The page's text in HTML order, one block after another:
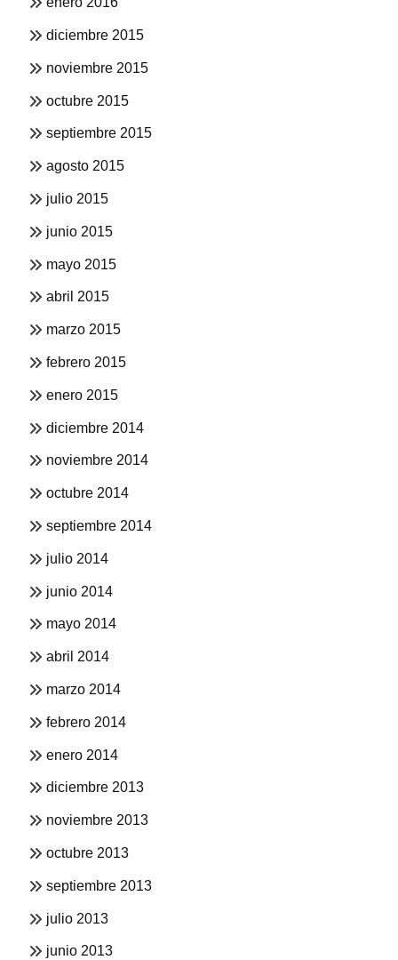
diciembre 2015
noviembre 2015
octubre 2015
septiembre 2015
agosto 2015
julio 2015
junio 2015
mayo 2015
abril 2015
marzo 2015
febrero 2015
enero 2015
diciembre 2014
noviembre 2014
octubre 2014
septiembre 2014
julio 2014
junio 2014
mayo 2014
abril 2014
marzo 2014
febrero 2014
enero 2014
diciembre 2013
noviembre 2013
octubre 2013
septiembre 2013
julio 2013
junio 2013